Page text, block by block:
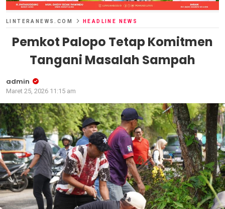
LINTERANEWS.COM HEADLINE NEWS
Pemkot Palopo Tetap Komitmen
Tangani Masalah Sampah
admin
Maret 25, 2026 11:15 am